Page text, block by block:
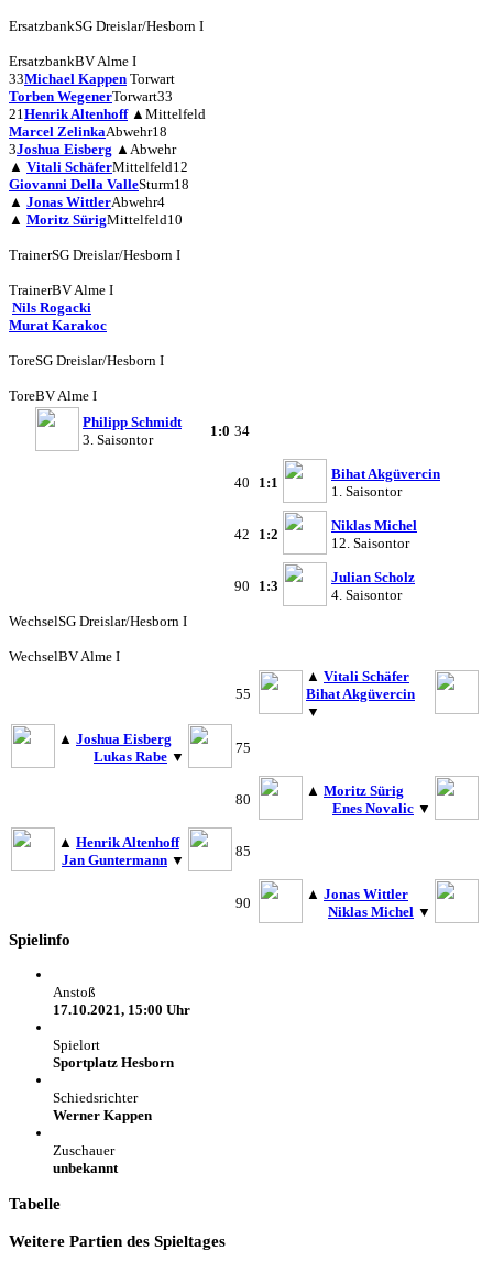
ErsatzbankSG Dreislar/Hesborn I
ErsatzbankBV Alme I
33Michael Kappen Torwart
Torben WegenerTorwart33
21Henrik Altenhoff ▲ Mittelfeld
Marcel ZelinkaAbwehr18
3Joshua Eisberg ▲ Abwehr
▲ Vitali SchäferMittelfeld12
Giovanni Della ValleSturm18
▲ Jonas WittlerAbwehr4
▲ Moritz SürigMittelfeld10
TrainerSG Dreislar/Hesborn I
TrainerBV Alme I
Nils Rogacki
Murat Karakoc
ToreSG Dreislar/Hesborn I
ToreBV Alme I
Philipp Schmidt
3. Saisontor
1:0 34
40 1:1
Bihat Akgüvercin
1. Saisontor
42 1:2
Niklas Michel
12. Saisontor
90 1:3
Julian Scholz
4. Saisontor
WechselSG Dreislar/Hesborn I
WechselBV Alme I
55
▲ Vitali Schäfer
Bihat Akgüvercin
▼
▲ Joshua Eisberg
Lukas Rabe ▼
75
80
▲ Moritz Sürig
Enes Novalic ▼
▲ Henrik Altenhoff
Jan Guntermann ▼
85
90
▲ Jonas Wittler
Niklas Michel ▼
Spielinfo
Anstoß
17.10.2021, 15:00 Uhr
Spielort
Sportplatz Hesborn
Schiedsrichter
Werner Kappen
Zuschauer
unbekannt
Tabelle
Weitere Partien des Spieltages